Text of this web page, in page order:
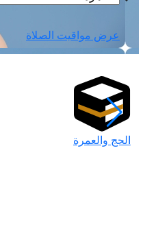
عرض مواقيت الصلاة
الحج والعمرة